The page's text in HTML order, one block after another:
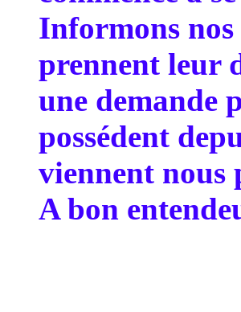
Informons
prennent leur
une demande
possédent
viennent nous
A bon